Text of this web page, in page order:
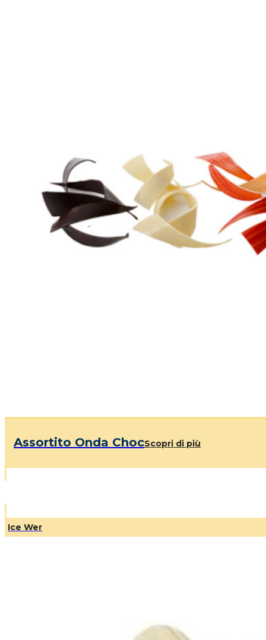
Assortito Onda ChocScopri di più
Ice Wer